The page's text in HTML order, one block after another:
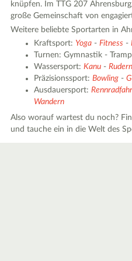
knüpfen. Im TTG 207
große Gemeinschaft von
Weitere beliebte Sportarten in
Kraftsport: Yoga -Fitness -
Turnen: Gymnastik -
Wassersport:Kanu -Rudern
Präzisionssport:Bowling -
Ausdauersport:
Wandern
Also worauf wartest du noch?
und tauche ein in die Welt des